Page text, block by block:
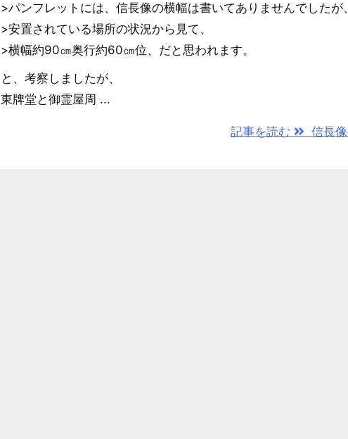
>パンフレットには、信長像の横幅は書いてありませんでしたが、
>安置されている場所の状況から見て、
>横幅約90㎝奥行約60㎝位、だと思われます。
と、考察しましたが、
東牌堂と御霊屋周 ...
記事を読む 信長